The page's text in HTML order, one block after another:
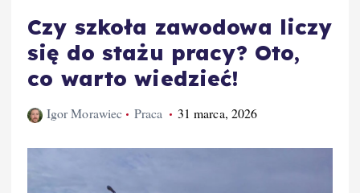
Czy szkoła zawodowa liczy
się do stażu pracy? Oto,
co warto wiedzieć!
Igor Morawiec Praca 31 marca, 2026